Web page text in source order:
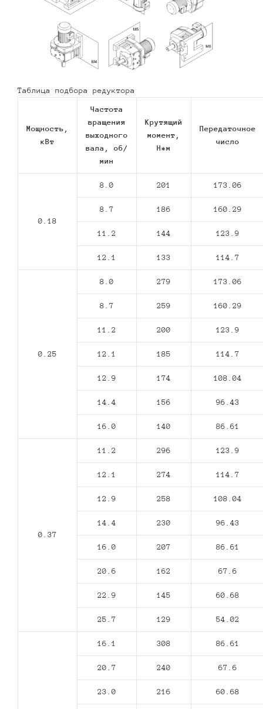
Таблица подбора редуктора
Мощность,
кВт
Частота
вращения
выходного
вала, об/
мин
Крутящий
момент,
Н*м
Передаточное
число
0.18
8.0 201 173.06
8.7 186 160.29
11.2 144 123.9
12.1 133 114.7
0.25
8.0 279 173.06
8.7 259 160.29
11.2 200 123.9
12.1 185 114.7
12.9 174 108.04
14.4 156 96.43
16.0 140 86.61
0.37
11.2 296 123.9
12.1 274 114.7
12.9 258 108.04
14.4 230 96.43
16.0 207 86.61
20.6 162 67.6
22.9 145 60.68
25.7 129 54.02
16.1 308 86.61
20.7 240 67.6
23.0 216 60.68